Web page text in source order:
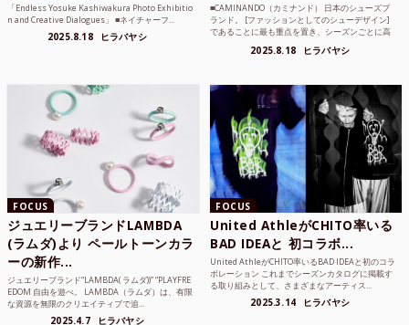
「Endless Yosuke Kashiwakura Photo Exhibitio
n and Creative Dialogues」 ■ネイチャーフ...
2025.8.18 ヒラバヤシ
■CAMINANDO（カミナンド） 日本のシューズブ
ランド。 [ファッションとしてのシューデザイン]
であることに最も重点を置き、シーズンごとに高
2025.8.18 ヒラバヤシ
FOCUS
ジュエリーブランドLAMBDA
(ラムダ)より ペールトーンカラ
ーの新作...
ジュエリーブランド“LAMBDA( ラムダ))” “PLAYFRE
EDOM 自由を遊べ。 LAMBDA（ラムダ）は、有限
な資源を無限のクリエイティブで追...
2025.4.7 ヒラバヤシ
FOCUS
United AthleがCHITO率いる
BAD IDEAと 初コラボ...
United AthleがCHITO率いるBAD IDEAと初のコラ
ボレーション これまでシーズンカタログに掲載す
る取り組みとして、さまざまなアーティス...
2025.3.14 ヒラバヤシ